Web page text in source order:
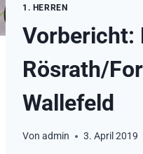
1. HERREN
Vorbericht:
Rösrath/
Wallefeld
Von admin 3. April 2019